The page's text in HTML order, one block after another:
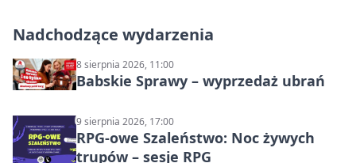
Nadchodzące wydarzenia
8 sierpnia 2026, 11:00
Babskie Sprawy – wyprzedaż ubrań
9 sierpnia 2026, 17:00
RPG-owe Szaleństwo: Noc żywych
trupów – sesje RPG